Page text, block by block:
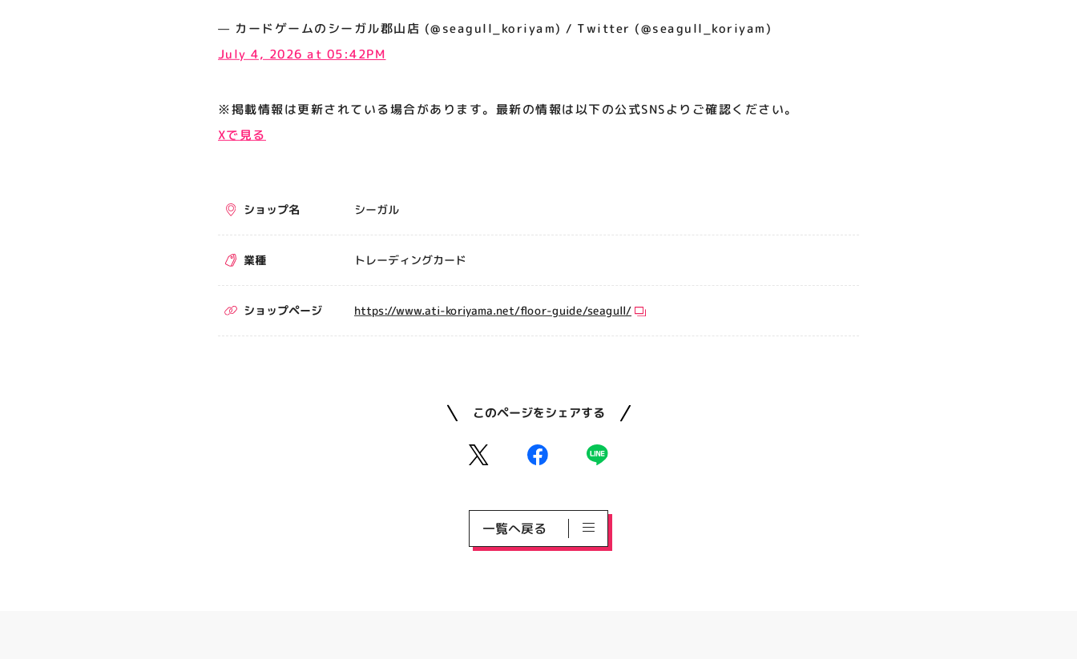
— カードゲームのシーガル郡山店 (@seagull_koriyam) / Twitter (@seagull_koriyam)
July 4, 2026 at 05:42PM
※掲載情報は更新されている場合があります。最新の情報は以下の公式SNSよりご確認ください。
Xで見る
ショップ名 シーガル
業種 トレーディングカード
ショップページ https://www.ati-koriyama.net/floor-guide/seagull/
このページをシェアする
一覧へ戻る